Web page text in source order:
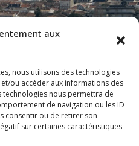
aux
nous utilisons des technologies
ou accéder aux informations des
technologies nous permettra de
de navigation ou les ID
consentir ou de retirer son
sur certaines caractéristiques
mer –
jusqu’à son départ en
70.91m²